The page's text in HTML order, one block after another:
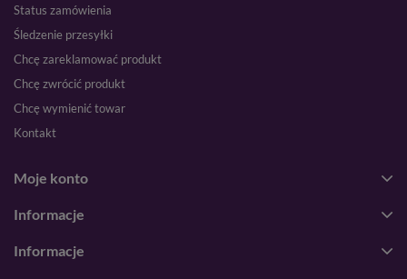
Status zamówienia
Śledzenie przesyłki
Chcę zareklamować produkt
Chcę zwrócić produkt
Chcę wymienić towar
Kontakt
Moje konto
Informacje
Informacje